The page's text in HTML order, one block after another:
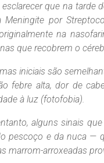
esclarecer que na tarde
Meningite por
na
que recobrem o
iniciais são
febre alta, dor de
à luz (fotofobia).
alguns sinais
pescoço e da nuca —
marrom-arroxeadas